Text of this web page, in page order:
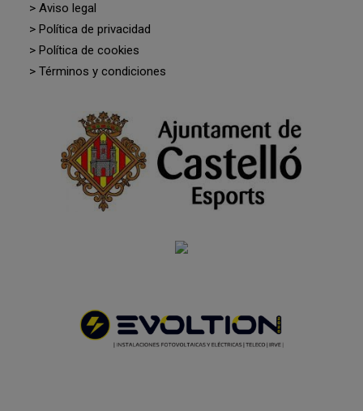
> Aviso legal
> Política de privacidad
> Política de cookies
> Términos y condiciones